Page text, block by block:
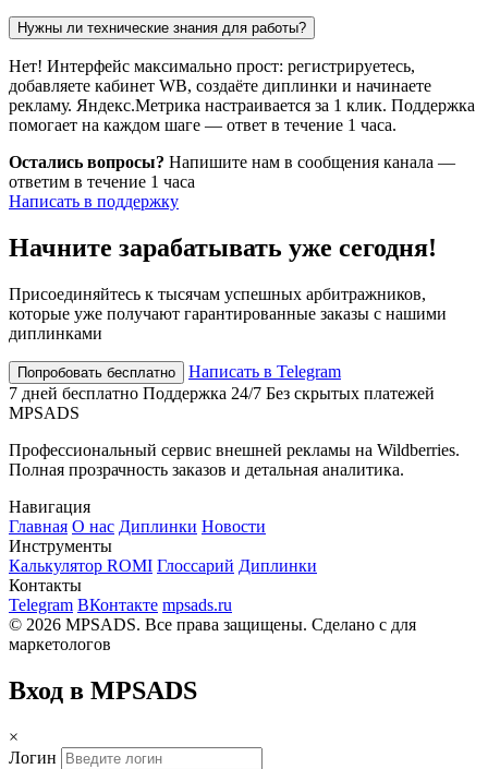
Нужны ли технические знания для работы?
Нет! Интерфейс максимально прост: регистрируетесь,
добавляете кабинет WB, создаёте диплинки и начинаете
рекламу. Яндекс.Метрика настраивается за 1 клик. Поддержка
помогает на каждом шаге — ответ в течение 1 часа.
Остались вопросы? Напишите нам в сообщения канала —
ответим в течение 1 часа
Написать в поддержку
Начните зарабатывать уже сегодня!
Присоединяйтесь к тысячам успешных арбитражников,
которые уже получают гарантированные заказы с нашими
диплинками
Попробовать бесплатно
Написать в Telegram
7 дней бесплатно Поддержка 24/7 Без скрытых платежей
MPSADS
Профессиональный сервис внешней рекламы на Wildberries.
Полная прозрачность заказов и детальная аналитика.
Навигация
Главная О нас Диплинки Новости
Инструменты
Калькулятор ROMI Глоссарий Диплинки
Контакты
Telegram ВКонтакте mpsads.ru
© 2026 MPSADS. Все права защищены. Сделано с для
маркетологов
Вход в MPSADS
×
Логин